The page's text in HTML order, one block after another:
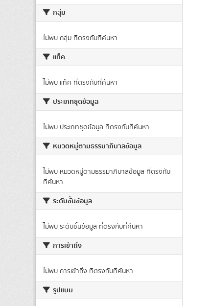
กลุ่ม
ไม่พบ กลุ่ม ที่ตรงกับที่ค้นหา
แท็ค
ไม่พบ แท็ค ที่ตรงกับที่ค้นหา
ประเภทชุดข้อมูล
ไม่พบ ประเภทชุดข้อมูล ที่ตรงกับที่ค้นหา
หมวดหมู่ตามธรรมาภิบาลข้อมูล
ไม่พบ หมวดหมู่ตามธรรมาภิบาลข้อมูล ที่ตรงกับ
ที่ค้นหา
ระดับชั้นข้อมูล
ไม่พบ ระดับชั้นข้อมูล ที่ตรงกับที่ค้นหา
การเข้าถึง
ไม่พบ การเข้าถึง ที่ตรงกับที่ค้นหา
รูปแบบ